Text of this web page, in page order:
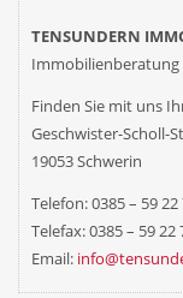
TENSUNDERN
Finden Sie mit uns
Geschwister-Scholl-
19053 Schwerin
Telefon: 0385 – 59 22
Telefax: 0385 – 59 22
Email: